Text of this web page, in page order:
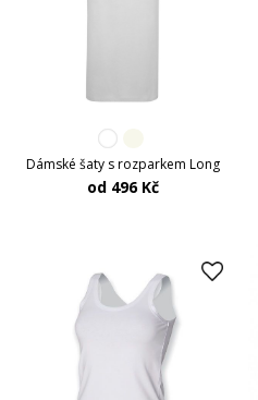
Dámské šaty s rozparkem Long
od 496 Kč